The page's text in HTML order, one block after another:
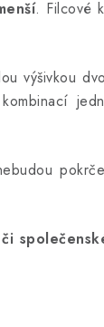
. Filcové
výšivkou